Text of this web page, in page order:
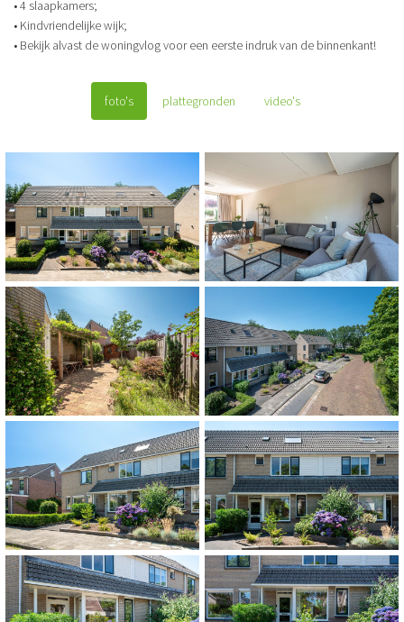
• 4 slaapkamers;
• Kindvriendelijke wijk;
• Bekijk alvast de woningvlog voor een eerste indruk van de binnenkant!
foto's plattegronden video's